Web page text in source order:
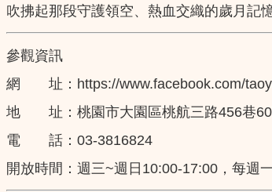
吹拂起那段守護領空、熱血交織的歲月記憶
參觀資訊
網 址： https://www.facebook.com/
地 址：桃園市大園區桃航三路456巷
電 話：03-3816824
開放時間：週三~週日10:00-17:00，每週